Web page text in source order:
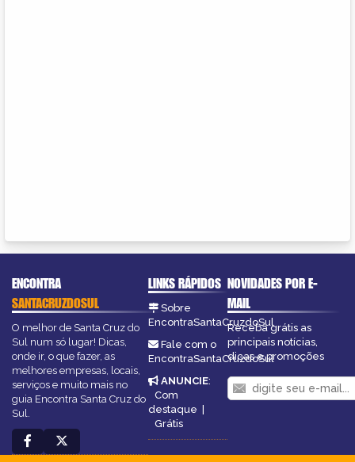
ENCONTRA
SANTACRUZDOSUL
O melhor de Santa Cruz do
Sul num só lugar! Dicas,
onde ir, o que fazer, as
melhores empresas, locais,
serviços e muito mais no
guia Encontra Santa Cruz do
Sul.
LINKS RÁPIDOS
Sobre
EncontraSantaCruzdoSul
Fale com o
EncontraSantaCruzdoSul
ANUNCIE:
Com
destaque |
Grátis
NOVIDADES POR E-
MAIL
Receba grátis as
principais notícias,
dicas e promoções